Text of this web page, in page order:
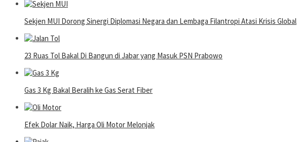
Sekjen MUI Dorong Sinergi Diplomasi Negara dan Lembaga Filantropi Atasi Krisis Global
23 Ruas Tol Bakal Di Bangun di Jabar yang Masuk PSN Prabowo
Gas 3 Kg Bakal Beralih ke Gas Serat Fiber
Efek Dolar Naik, Harga Oli Motor Melonjak